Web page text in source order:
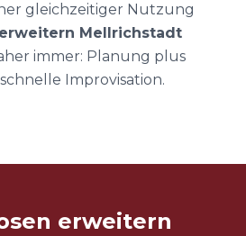
gleichzeitiger Nutzung
Mellrichstadt
immer: Planung plus
Improvisation.
erweitern